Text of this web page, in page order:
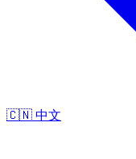
🇨🇳 中文